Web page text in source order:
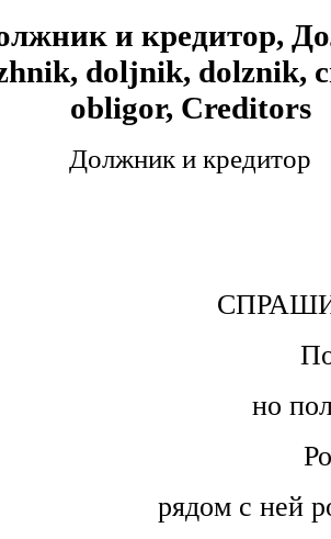
Должник и кредитор
но
рядом с ней